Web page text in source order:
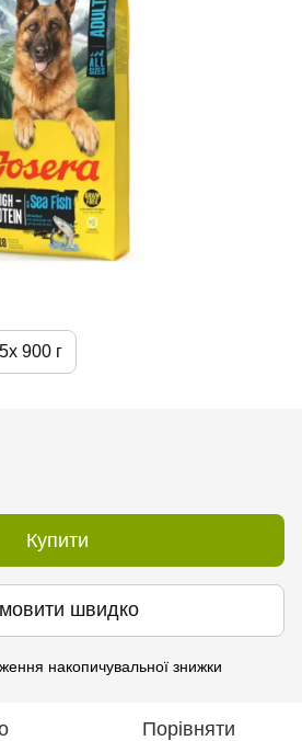
5х 900 г
Купити
швидко
накопичувальної знижки
Порівняти